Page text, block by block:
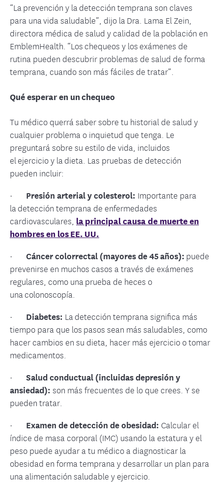
“La prevención y la detección temprana son claves
para una vida saludable”, dijo la Dra. Lama El Zein,
directora médica de salud y calidad de la población en
EmblemHealth. “Los chequeos y los exámenes de
rutina pueden descubrir problemas de salud de forma
temprana, cuando son más fáciles de tratar”.
Qué esperar en un chequeo
Tu médico querrá saber sobre tu historial de salud y
cualquier problema o inquietud que tenga. Le
preguntará sobre su estilo de vida, incluidos
el ejercicio y la dieta. Las pruebas de detección
pueden incluir:
· Presión arterial y colesterol: Importante para
la detección temprana de enfermedades
cardiovasculares, la principal causa de muerte en
hombres en los EE. UU.
· Cáncer colorrectal (mayores de 45 años): puede
prevenirse en muchos casos a través de exámenes
regulares, como una prueba de heces o
una colonoscopía.
· Diabetes: La detección temprana significa más
tiempo para que los pasos sean más saludables, como
hacer cambios en su dieta, hacer más ejercicio o tomar
medicamentos.
· Salud conductual (incluidas depresión y
ansiedad): son más frecuentes de lo que crees. Y se
pueden tratar.
· Examen de detección de obesidad: Calcular el
índice de masa corporal (IMC) usando la estatura y el
peso puede ayudar a tu médico a diagnosticar la
obesidad en forma temprana y desarrollar un plan para
una alimentación saludable y ejercicio.